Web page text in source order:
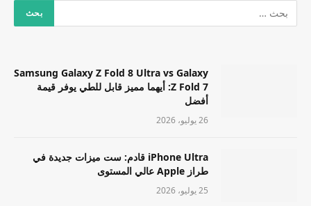
Samsung Galaxy Z Fold 8 Ultra vs Galaxy
Z Fold 7: أيهما مميز قابل للطي يوفر قيمة
أفضل
26 يوليو، 2026
iPhone Ultra قادم: ست ميزات جديدة في
طراز Apple عالي المستوى
25 يوليو، 2026